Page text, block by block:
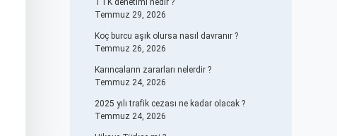
TTK denetimi nedir ?
Temmuz 29, 2026
Koç burcu aşık olursa nasıl davranır ?
Temmuz 26, 2026
Karıncaların zararları nelerdir ?
Temmuz 24, 2026
2025 yılı trafik cezası ne kadar olacak ?
Temmuz 24, 2026